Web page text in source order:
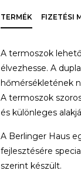
TERMÉK FIZETÉSI
A termoszok
élvezhesse. A
hőmérsékletének
A termoszok
és különleges
A Berlinger Haus
fejlesztésére
szerint készült.